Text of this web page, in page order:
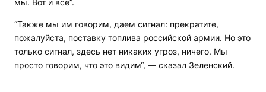
мы. Вот и всё”.
“Также мы им говорим, даем сигнал: прекратите,
пожалуйста, поставку топлива российской армии. Но это
только сигнал, здесь нет никаких угроз, ничего. Мы
просто говорим, что это видим“, — сказал Зеленский.